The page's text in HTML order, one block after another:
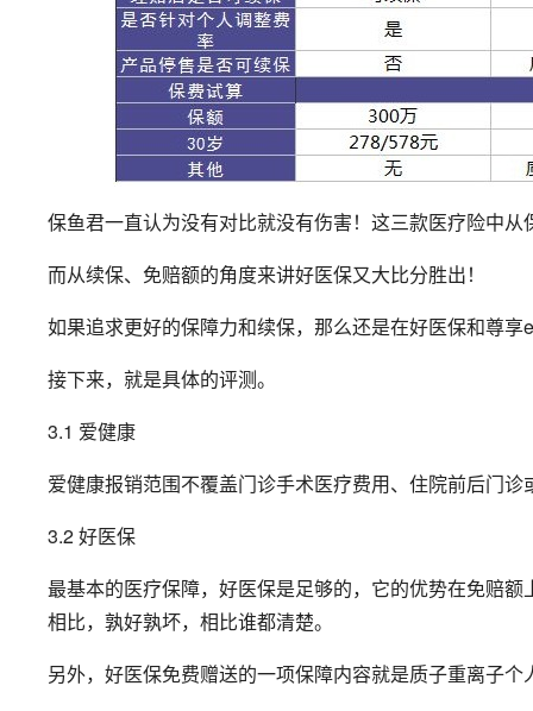
保鱼君一直认为没有对比就没有伤害！这三款医疗险中
而从续保、免赔额的角度来讲好医保又大比分胜出！
如果追求更好的保障力和续保，那么还是在好医保和尊
接下来，就是具体的评测。
3.1 爱健康
爱健康报销范围不覆盖门诊手术医疗费用、住院前后门
3.2 好医保
最基本的医疗保障，好医保是足够的，它的优势在免赔
相比，孰好孰坏，相比谁都清楚。
另外，好医保免费赠送的一项保障内容就是质子重离子个